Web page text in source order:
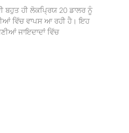
ਬਹੁਤ ਹੀ ਲੋਕਪ੍ਰਿਯ 20 ਡਾਲਰ ਨੂੰ
ਵਿੱਚ ਵਾਪਸ ਆ ਰਹੀ ਹੈ। ਇਹ
ਜਾਇਦਾਦਾਂ ਵਿੱਚ